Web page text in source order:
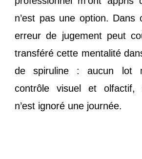
n’est pas une option. Dans
erreur de jugement peut
transféré cette mentalité
de spiruline : aucun lot
contrôle visuel et olfactif,
n’est ignoré une journée.